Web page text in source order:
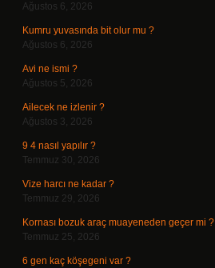
Ağustos 6, 2026
Kumru yuvasında bit olur mu ?
Ağustos 6, 2026
Avi ne ismi ?
Ağustos 5, 2026
Ailecek ne izlenir ?
Ağustos 3, 2026
9 4 nasıl yapılır ?
Temmuz 30, 2026
Vize harcı ne kadar ?
Temmuz 29, 2026
Kornası bozuk araç muayeneden geçer mi ?
Temmuz 25, 2026
6 gen kaç köşegeni var ?